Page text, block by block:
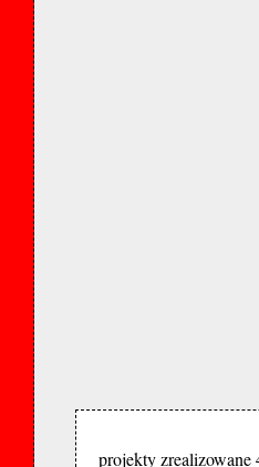
projekty zrealizowane